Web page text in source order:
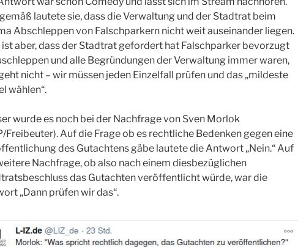
lautete sie, dass die Verwaltung und der Stadtrat beim
Abschleppen von Falschparkern nicht weit auseinander liegen.
ist aber, dass der Stadtrat gefordert hat Falschparker bevorzugt
und alle Begründungen der Verwaltung immer waren,
nicht – wir müssen jeden Einzelfall prüfen und das „mildeste
wählen“.
wurde es noch bei der Nachfrage von Sven Morlok
Freibeuter). Auf die Frage ob es rechtliche Bedenken gegen eine
des Gutachtens gäbe lautete die Antwort „Nein.“ Auf
Nachfrage, ob also nach einem diesbezüglichen
das Gutachten veröffentlicht würde, war die
„Dann prüfen wir das“.